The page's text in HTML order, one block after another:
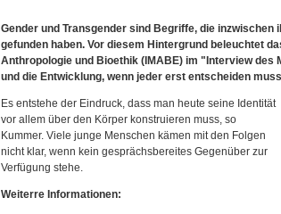
Gender und Transgender sind Begriffe, die
gefunden haben. Vor diesem Hintergrund beleuchtet
Anthropologie und Bioethik (IMABE) im "Interview
und die Entwicklung, wenn jeder erst entscheiden
Es entstehe der Eindruck, dass man heute seine Identität
vor allem über den Körper konstruieren muss, so
Kummer. Viele junge Menschen kämen mit den Folgen
nicht klar, wenn kein gesprächsbereites Gegenüber zur
Verfügung stehe.
Weiterre Informationen: